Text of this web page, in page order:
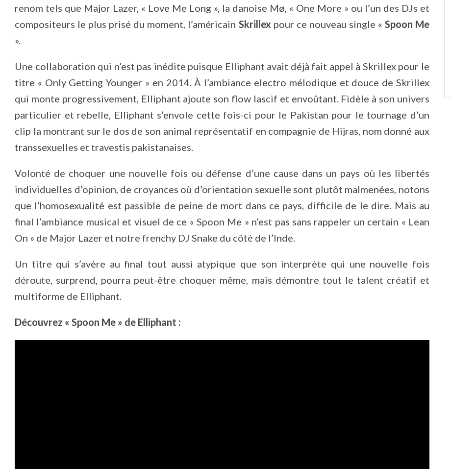
renom tels que Major Lazer, « Love Me Long », la danoise Mø, « One More » ou l’un des DJs et
compositeurs le plus prisé du moment, l’américain Skrillex pour ce nouveau single « Spoon Me
».
Une collaboration qui n’est pas inédite puisque Elliphant avait déjà fait appel à Skrillex pour le
titre « Only Getting Younger » en 2014. À l’ambiance electro mélodique et douce de Skrillex
qui monte progressivement, Elliphant ajoute son flow lascif et envoûtant. Fidèle à son univers
particulier et rebelle, Elliphant s’envole cette fois-ci pour le Pakistan pour le tournage d’un
clip la montrant sur le dos de son animal représentatif en compagnie de Hijras, nom donné aux
transsexuelles et travestis pakistanaises.
Volonté de choquer une nouvelle fois ou défense d’une cause dans un pays où les libertés
individuelles d’opinion, de croyances où d’orientation sexuelle sont plutôt malmenées, notons
que l’homosexualité est passible de peine de mort dans ce pays, difficile de le dire. Mais au
final l’ambiance musical et visuel de ce « Spoon Me » n’est pas sans rappeler un certain « Lean
On » de Major Lazer et notre frenchy DJ Snake du côté de l’Inde.
Un titre qui s’avère au final tout aussi atypique que son interprète qui une nouvelle fois
déroute, surprend, pourra peut-être choquer même, mais démontre tout le talent créatif et
multiforme de Elliphant.
Découvrez « Spoon Me » de Elliphant :